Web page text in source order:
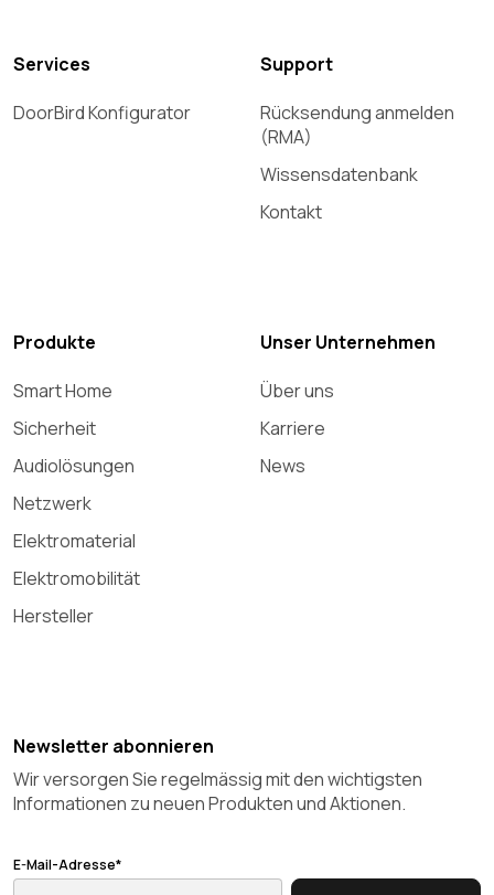
Services
DoorBird Konfigurator
Support
Rücksendung anmelden
(RMA)
Wissensdatenbank
Kontakt
Produkte
Smart Home
Sicherheit
Audiolösungen
Netzwerk
Elektromaterial
Elektromobilität
Hersteller
Unser Unternehmen
Über uns
Karriere
News
Newsletter abonnieren
Wir versorgen Sie regelmässig mit den wichtigsten
Informationen zu neuen Produkten und Aktionen.
E-Mail-Adresse*